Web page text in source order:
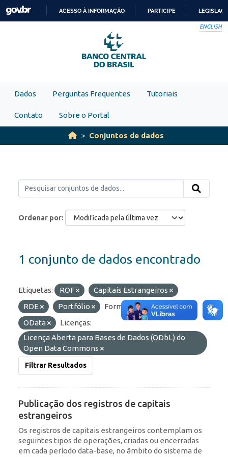
Skip to main content
PARA
O
CONTEÚDO
ACESSO À INFORMAÇÃO PARTICIPE
ENGLISH
Dados Perguntas Frequentes Tutoriais
Contato Sobre o Portal
Conjuntos de dados
Ordenar por
1 conjunto de dados encontrado
Etiquetas: ROF
Capitais Estrangeiros
RDE
Portfólio Formatos:
HTML
OData
Licenças:
Licença Aberta para Bases de Dados (ODbL) do
Open Data Commons
Filtrar Resultados
Publicação dos registros de capitais
estrangeiros
Os registros de capitais estrangeiros contemplam os
seguintes tipos de operações, criadas ou encerradas
em cada período data-base, no âmbito do sistema de